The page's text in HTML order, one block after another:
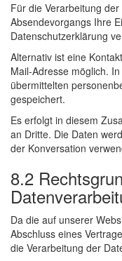
Für die Verarbeitung
Absendevorgangs Ihre
Datenschutzerklärung
Alternativ ist eine
Mail-Adresse möglich.
übermittelten
gespeichert.
Es erfolgt in diesem
an Dritte. Die Daten
der Konversation
8.2
Da die auf unserer
Abschluss eines
die Verarbeitung der